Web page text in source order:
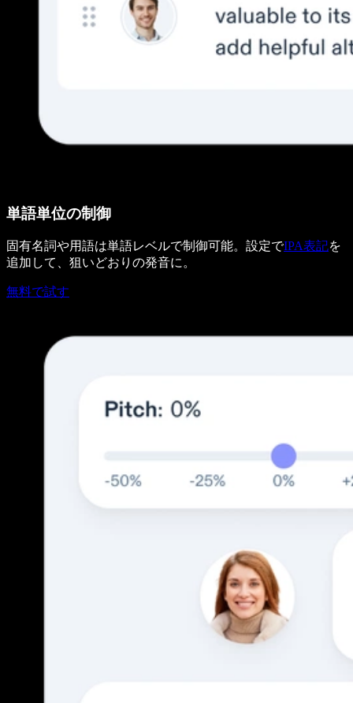
単語単位の制御
固有名詞や用語は単語レベルで制御可能。設定でIPA表記を
追加して、狙いどおりの発音に。
無料で試す